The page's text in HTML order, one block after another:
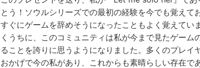
とう！ソウルシリーズでの最初の経験を今でも覚え
すぐにゲームを辞めそうになったこともよく覚えてい
くうちに、このコミュニティは私が今まで見たゲー
ることを誇りに思うようになりました。多くのプレ
おかげで今の私があり、これからも素晴らしい存在で